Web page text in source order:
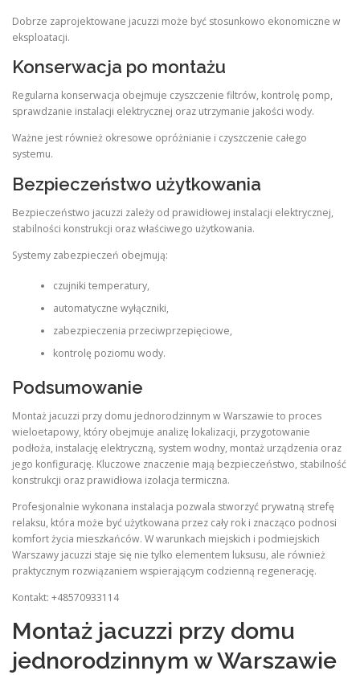
Dobrze zaprojektowane jacuzzi może być stosunkowo ekonomiczne w
eksploatacji.
Konserwacja po montażu
Regularna konserwacja obejmuje czyszczenie filtrów, kontrolę pomp,
sprawdzanie instalacji elektrycznej oraz utrzymanie jakości wody.
Ważne jest również okresowe opróżnianie i czyszczenie całego
systemu.
Bezpieczeństwo użytkowania
Bezpieczeństwo jacuzzi zależy od prawidłowej instalacji elektrycznej,
stabilności konstrukcji oraz właściwego użytkowania.
Systemy zabezpieczeń obejmują:
czujniki temperatury,
automatyczne wyłączniki,
zabezpieczenia przeciwprzepięciowe,
kontrolę poziomu wody.
Podsumowanie
Montaż jacuzzi przy domu jednorodzinnym w Warszawie to proces
wieloetapowy, który obejmuje analizę lokalizacji, przygotowanie
podłoża, instalację elektryczną, system wodny, montaż urządzenia oraz
jego konfigurację. Kluczowe znaczenie mają bezpieczeństwo, stabilność
konstrukcji oraz prawidłowa izolacja termiczna.
Profesjonalnie wykonana instalacja pozwala stworzyć prywatną strefę
relaksu, która może być użytkowana przez cały rok i znacząco podnosi
komfort życia mieszkańców. W warunkach miejskich i podmiejskich
Warszawy jacuzzi staje się nie tylko elementem luksusu, ale również
praktycznym rozwiązaniem wspierającym codzienną regenerację.
Kontakt: +48570933114
Montaż jacuzzi przy domu
jednorodzinnym w Warszawie